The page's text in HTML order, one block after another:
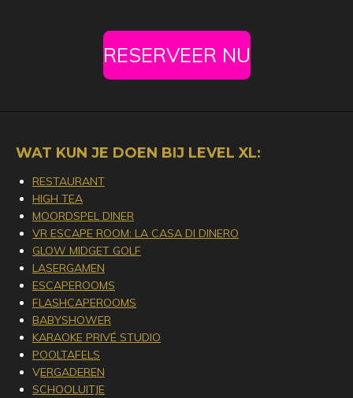
RESERVEER NU
WAT KUN JE DOEN BIJ LEVEL XL:
RESTAURANT
HIGH TEA
MOORDSPEL DINER
VR ESCAPE ROOM: LA CASA DI DINERO
GLOW MIDGET GOLF
LASERGAMEN
ESCAPEROOMS
FLASHCAPEROOMS
BABYSHOWER
KARAOKE PRIVÉ STUDIO
POOLTAFELS
VERGADEREN
SCHOOLUITJE